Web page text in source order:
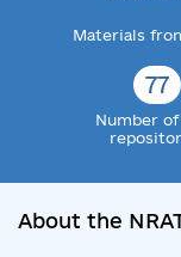
Materials
77
Number
About the